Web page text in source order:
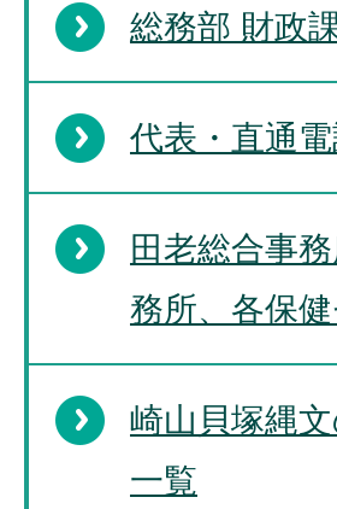
総務部 財政
代表・直通
田老総合事
務所、各保
崎山貝塚縄
一覧